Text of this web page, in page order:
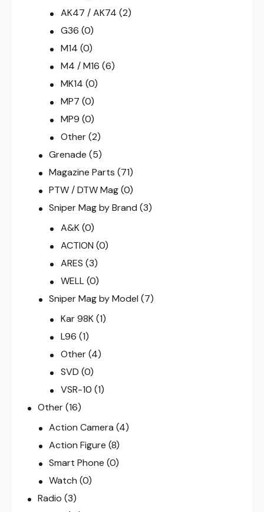
AK47 / AK74 (2)
G36 (0)
M14 (0)
M4 / M16 (6)
MK14 (0)
MP7 (0)
MP9 (0)
Other (2)
Grenade (5)
Magazine Parts (71)
PTW / DTW Mag (0)
Sniper Mag by Brand (3)
A&K (0)
ACTION (0)
ARES (3)
WELL (0)
Sniper Mag by Model (7)
Kar 98K (1)
L96 (1)
Other (4)
SVD (0)
VSR-10 (1)
Other(16)
Action Camera (4)
Action Figure (8)
Smart Phone (0)
Watch (0)
Radio (3)